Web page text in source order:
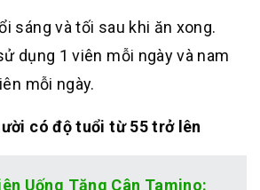
sáng và tối sau khi ăn xong.
dụng 1 viên mỗi ngày và nam
mỗi ngày.
có độ tuổi từ 55 trở lên
Uống Tăng Cân Tamino: